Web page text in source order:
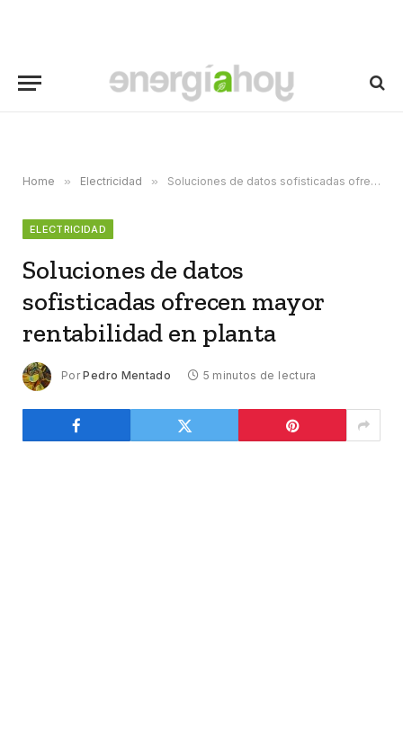
Home » Electricidad » Soluciones de datos sofisticadas ofrecen mayor rentabilidad en planta
ELECTRICIDAD
Soluciones de datos
sofisticadas ofrecen mayor
rentabilidad en planta
Por Pedro Mentado 5 minutos de lectura